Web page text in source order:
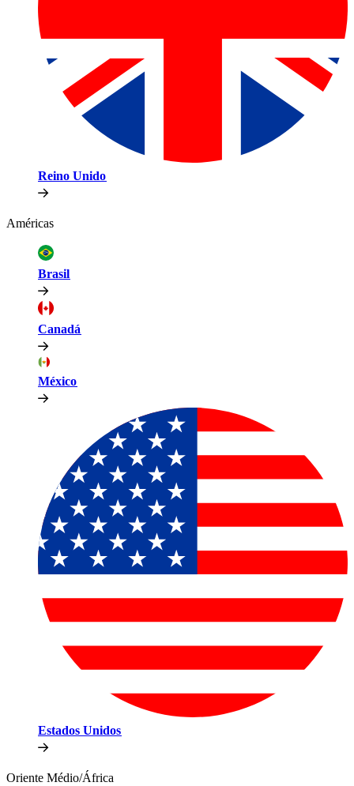
Reino Unido​​
Américas​​
Brasil​​
Canadá​​
México​​
Estados Unidos​​
Oriente Médio/África​​